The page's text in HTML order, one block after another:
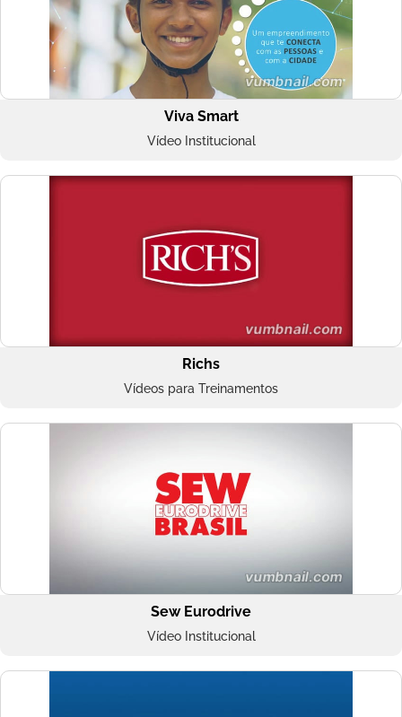
Viva Smart
Vídeo Institucional
Richs
Vídeos para Treinamentos
Sew Eurodrive
Vídeo Institucional